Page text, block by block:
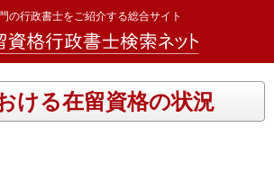
の行政書士をご紹介する総合サイト
ける在留資格の状況